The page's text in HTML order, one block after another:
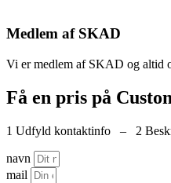
Medlem af SKAD
Vi er medlem af SKAD og altid
Få en pris på
1 Udfyld kontaktinfo – 2
navn
mail